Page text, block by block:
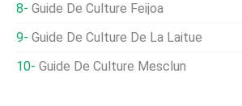
Guide De Culture Feijoa
Guide De Culture De La Laitue
Guide De Culture Mesclun